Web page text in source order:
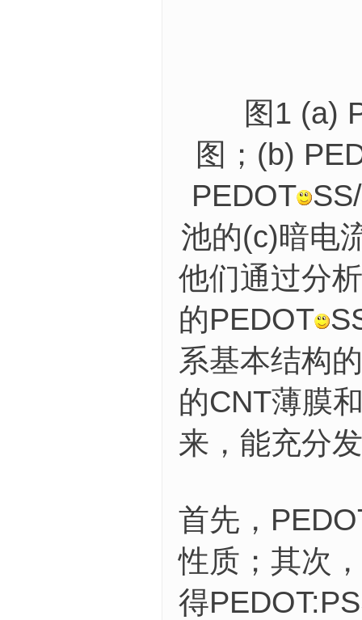
图1 (a)
图；(b)
PEDOT
池的(c)暗电
他们通过分
的PEDOT
系基本结构
的CNT薄膜
来，能充分
首先，
性质；其次
得